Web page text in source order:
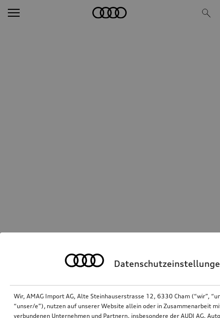
Wir, AMAG Import AG, Alte Steinhauserstrasse 12, 6330 Cham (“wir”,
“unser/e”), nutzen auf unserer Website allein oder in Zusammenarbeit
verbundenen Unternehmen und Partnern, insbesondere der AUDI AG,